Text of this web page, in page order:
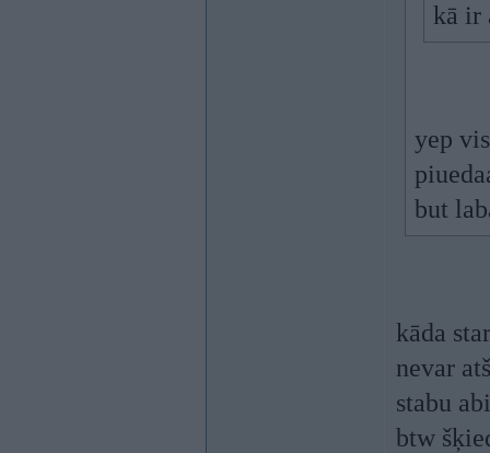
kā ir
yep
but
kāda
nevar
stabu
btw